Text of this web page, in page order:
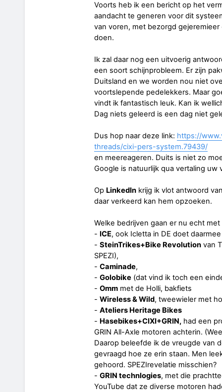
Voorts heb ik een bericht op het
aandacht te generen voor dit
van voren, met bezorgd
doen.
Ik zal daar nog een uitvoerig
een soort schijnprobleem. Er zijn
Duitsland en we worden nou niet
voortslepende pedelekkers. Maar
vindt ik fantastisch leuk. Kan ik
Dag niets geleerd is een dag niet
Dus hop naar deze link: https://
threads/cixi-pers-system.79439/
en meereageren. Duits is niet zo
Google is natuurlijk qua vertaling uw
Op LinkedIn krijg ik vlot antwoord
daar verkeerd kan hem opzoeken.
Welke bedrijven gaan er nu echt met
- ICE, ook Icletta in DE doet
- SteinTrikes+Bike Revolution van
SPEZI),
- Caminade,
- Golobike (dat vind ik toch een
- Omm met de Holli, bakfiets
- Wireless & Wild, tweewieler met
- Ateliers Heritage Bikes
- Hasebikes+CIXI+GRIN, had een
GRIN All-Axle motoren achterin.
Daarop beleefde ik de vreugde van
gevraagd hoe ze erin staan. Men
gehoord. SPEZIrevelatie misschien?
- GRIN technlogies, met die
YouTube dat ze diverse motoren